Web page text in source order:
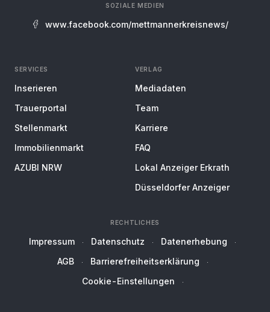
SOZIALE MEDIEN
www.facebook.com/mettmannerkreisnews/
SERVICES
Inserieren
Trauerportal
Stellenmarkt
Immobilienmarkt
AZUBI NRW
VERLAG
Mediadaten
Team
Karriere
FAQ
Lokal Anzeiger Erkrath
Düsseldorfer Anzeiger
RECHTLICHES
Impressum Datenschutz
Datenerhebung
AGB
Barrierefreiheitserklärung
Cookie-Einstellungen